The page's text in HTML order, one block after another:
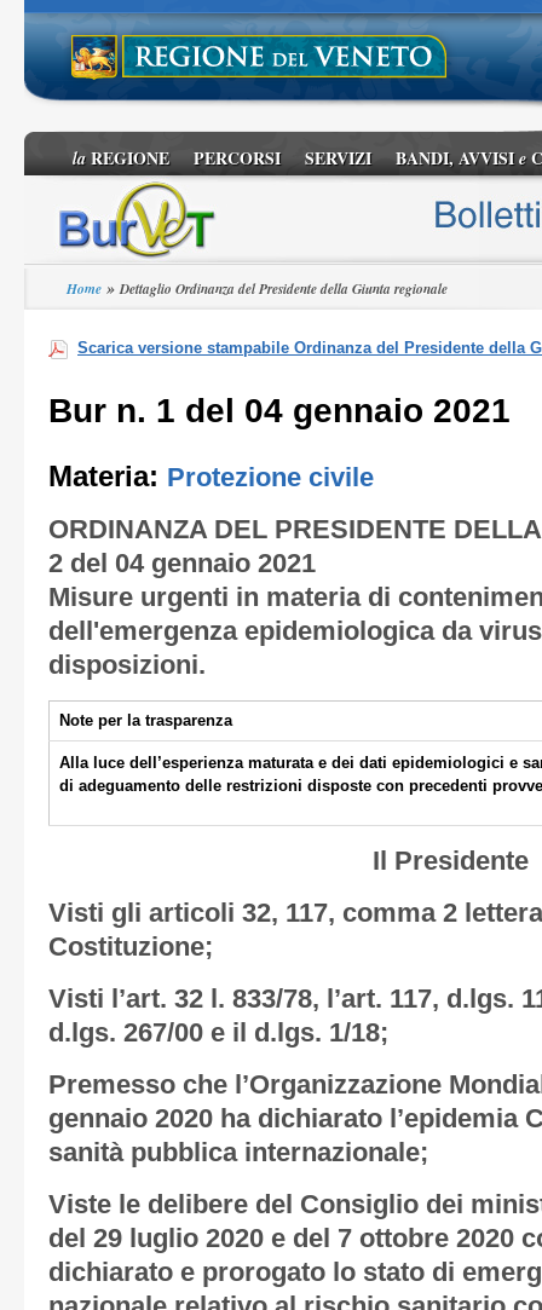
laREGIONE PERCORSI SERVIZI BANDI, AVVISIe
Home »Dettaglio Ordinanza del Presidente della Giunta regionale
Scarica versione stampabile Ordinanza del Presidente della
Bur n. 1 del 04 gennaio 2021
Materia: Protezione civile
ORDINANZA DEL PRESIDENTE
2 del 04 gennaio 2021
Misure urgenti in materia di
dell'emergenza epidemiologica da
disposizioni.
Note per la trasparenza
Alla luce dell’esperienza maturata e dei dati epidemiologici e
di adeguamento delle restrizioni disposte con precedenti
Il Presidente
Visti gli articoli 32, 117, comma 2
Costituzione;
Visti l’art. 32 l. 833/78, l’art. 117, d.lgs.
d.lgs. 267/00 e il d.lgs. 1/18;
Premesso che l’Organizzazione
gennaio 2020 ha dichiarato l’epidemia
sanità pubblica internazionale;
Viste le delibere del Consiglio dei
del 29 luglio 2020 e del 7 ottobre 2020
dichiarato e prorogato lo stato di